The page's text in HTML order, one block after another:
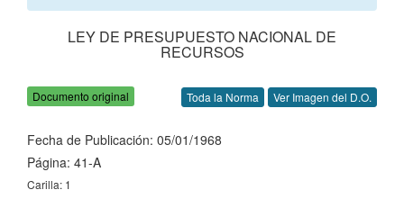
LEY DE PRESUPUESTO NACIONAL DE
RECURSOS
Documento original Toda la Norma Ver Imagen del D.O.
Fecha de Publicación: 05/01/1968
Página: 41-A
Carilla: 1